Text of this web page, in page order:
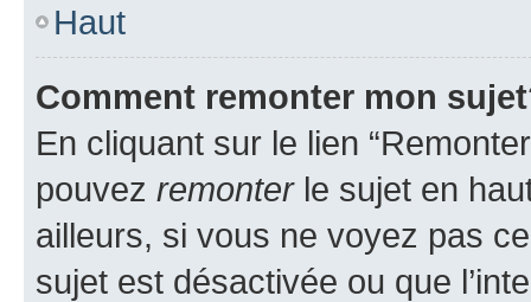
Haut
Comment remonter mon
En cliquant sur le lien
pouvez remonterle sujet en
ailleurs, si vous ne voyez pas
sujet est désactivée ou que